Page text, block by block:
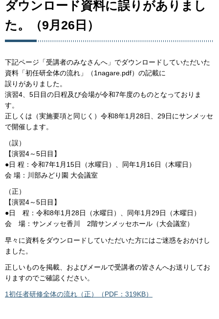
ダウンロード資料に誤りがありまし
た。（9月26日）
下記ページ「受講者のみなさんへ」でダウンロードしていただいた
資料「初任研全体の流れ」（1nagare.pdf）の記載に
誤りがありました。
演習4、5日目の日程及び会場が令和7年度のものとなっておりま
す。
正しくは（実施要項と同じく）令和8年1月28日、29日にサンメッセ
で開催します。
（誤）
【演習4～5日目】
●日 程：令和7年1月15日（水曜日）、同年1月16日（木曜日）
会 場：川部みどり園 大会議室
（正）
【演習4～5日目】
●日 程：令和8年1月28日（水曜日）、同年1月29日（木曜日）
会 場：サンメッセ香川 2階サンメッセホール（大会議室）
早々に資料をダウンロードしていただいた方にはご迷惑をおかけし
ました。
正しいものを掲載、およびメールで受講者の皆さんへお送りしてお
りますのでご確認ください。
1初任者研修全体の流れ（正）（PDF：319KB）